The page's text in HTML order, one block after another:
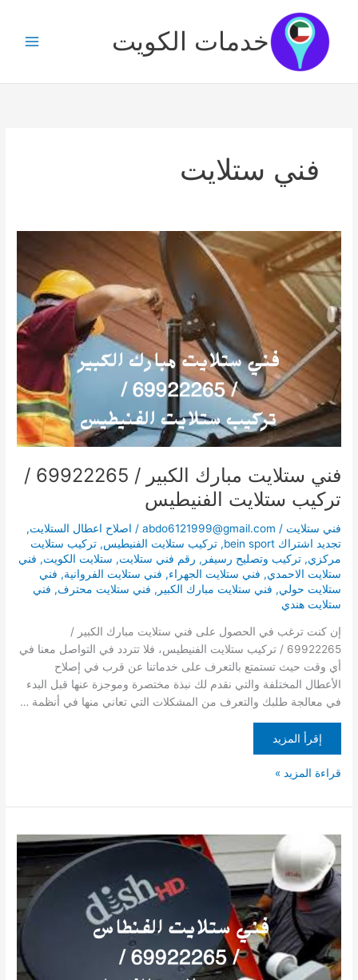
المحتوى
خدمات الكويت
فني ستلايت
فني ستلايت مبارك الكبير / 69922265 /
تركيب ستلايت الفنيطيس
فني ستلايت /
abdo6121999@gmail.com
/ اصلاح اعطال الستلايت,
تجديد اشتراك bein sport
,تركيب ستلايت الفنيطيس,تركيب ستلايت
مركزي,تركيب وتصليح رسيفر , رقم فني ستلايت, ستلايت الكويت, فني
ستلايت الاحمدي, فني ستلايت الجهراء, فني ستلايت الفروانية, فني
ستلايت حولي, فني ستلايت مبارك الكبير , فني ستلايت محترف, فني
ستلايت هندي
إن كنت ترغب في الحصول على فني ستلايت مبارك الكبير /
69922265 / تركيب ستلايت الفنيطيس، فلا تتردد في التواصل معنا في
أي وقت حيث تستمتع بالتعرف على خدماتنا عن قرب في إصلاح
الأعطال المختلفة والتي نقدم لك نبذة مختصرة وموجزة عنها قبل البدء
في معالجة طلبك والتعرف من المشكلات التي تعاني منها في أنظمة …
إقرأ المزيد
فني
ستلايت
مبارك
الكبير
/
69922265
/
تركيب
ستلايت
الفنيطيس
قراءة المزيد »
فني
ستلايت
الفنطاس
/
69922265
تركيب
ستلايت
الفنيطيس